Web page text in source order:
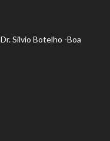
Silvio Botelho -Boa